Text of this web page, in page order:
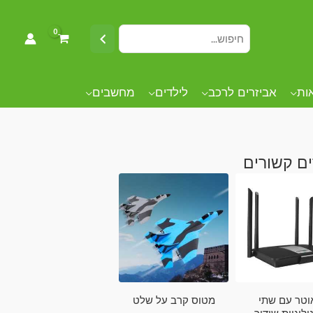
אביזרים לרכב לילדים מחשבים
קשורים
עם שתי
מטוס קרב על שלט